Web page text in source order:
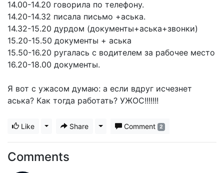
14.00-14.20 говорила по телефону.
14.20-14.32 писала письмо +аська.
14.32-15.20 дурдом (документы+аська+звонки)
15.20-15.50 документы + аська
15.50-16.20 ругалась с водителем за рабочее место
16.20-18.00 документы.
Я вот с ужасом думаю: а если вдруг исчезнет
аська? Как тогда работать? УЖОС!!!!!!!
Like Toggle Dropdown
Share Toggle Dropdown
Comment 2
Comments